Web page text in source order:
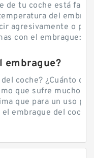
de tu coche está
del
agresivamente o
con el embrague:
embrague?
coche? ¿Cuánto
que sufre mucho
que para un uso
embrague del